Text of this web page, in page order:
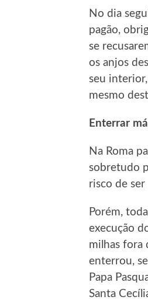
No dia
pagão,
se
os anjos
seu
mesmo
Enterrar
Na Roma
sobretudo
risco de
Porém,
execução
milhas fora
enterrou,
Papa
Santa